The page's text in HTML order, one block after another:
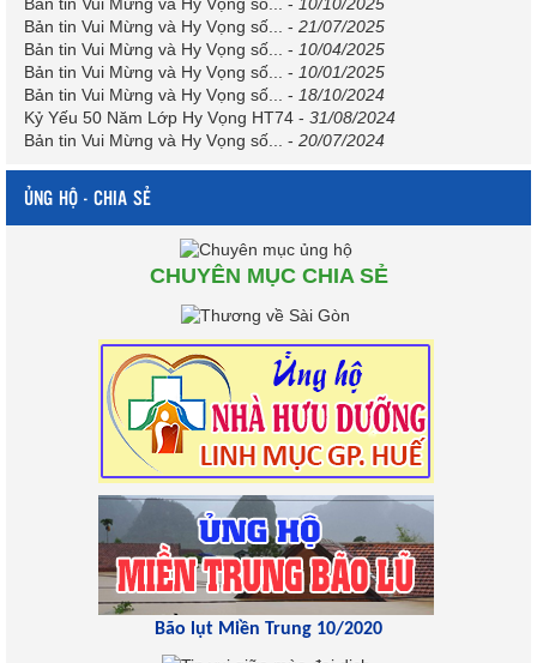
Bản tin Vui Mừng và Hy Vọng số...
- 21/07/2025
Bản tin Vui Mừng và Hy Vọng số...
- 10/04/2025
Bản tin Vui Mừng và Hy Vọng số...
- 10/01/2025
Bản tin Vui Mừng và Hy Vọng số...
- 18/10/2024
Kỷ Yếu 50 Năm Lớp Hy Vọng HT74 - 31/08/2024
Bản tin Vui Mừng và Hy Vọng số...
- 20/07/2024
ỦNG HỘ - CHIA SẺ
CHUYÊN MỤC CHIA SẺ
Bão lụt Miền Trung 10/2020